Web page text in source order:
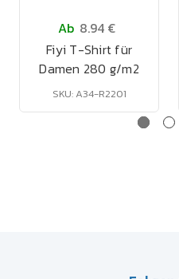
Ab 8.94 €
Fiyi T-Shirt für
Damen 280 g/m2
SKU: A34-R2201